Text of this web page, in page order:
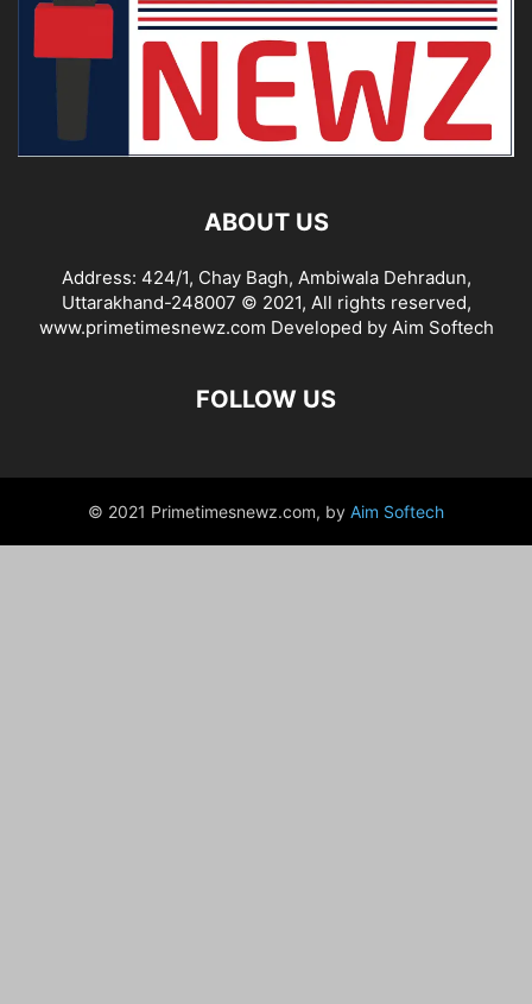
ABOUT US
Address: 424/1, Chay Bagh, Ambiwala Dehradun,
Uttarakhand-248007 © 2021, All rights reserved,
www.primetimesnewz.com Developed by Aim Softech
FOLLOW US
© 2021 Primetimesnewz.com, by Aim Softech